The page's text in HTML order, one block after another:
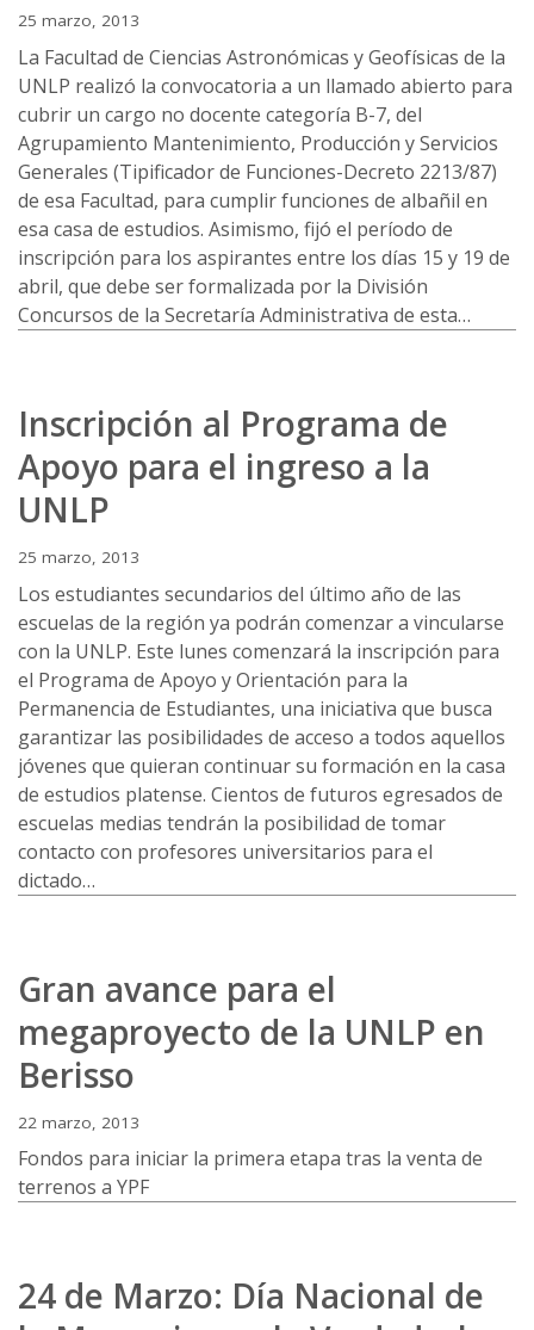
25 marzo, 2013
La Facultad de Ciencias Astronómicas y Geofísicas de la
UNLP realizó la convocatoria a un llamado abierto para
cubrir un cargo no docente categoría B-7, del
Agrupamiento Mantenimiento, Producción y Servicios
Generales (Tipificador de Funciones-Decreto 2213/87)
de esa Facultad, para cumplir funciones de albañil en
esa casa de estudios. Asimismo, fijó el período de
inscripción para los aspirantes entre los días 15 y 19 de
abril, que debe ser formalizada por la División
Concursos de la Secretaría Administrativa de esta…
Inscripción al Programa de
Apoyo para el ingreso a la
UNLP
25 marzo, 2013
Los estudiantes secundarios del último año de las
escuelas de la región ya podrán comenzar a vincularse
con la UNLP. Este lunes comenzará la inscripción para
el Programa de Apoyo y Orientación para la
Permanencia de Estudiantes, una iniciativa que busca
garantizar las posibilidades de acceso a todos aquellos
jóvenes que quieran continuar su formación en la casa
de estudios platense. Cientos de futuros egresados de
escuelas medias tendrán la posibilidad de tomar
contacto con profesores universitarios para el
dictado…
Gran avance para el
megaproyecto de la UNLP en
Berisso
22 marzo, 2013
Fondos para iniciar la primera etapa tras la venta de
terrenos a YPF
24 de Marzo: Día Nacional de